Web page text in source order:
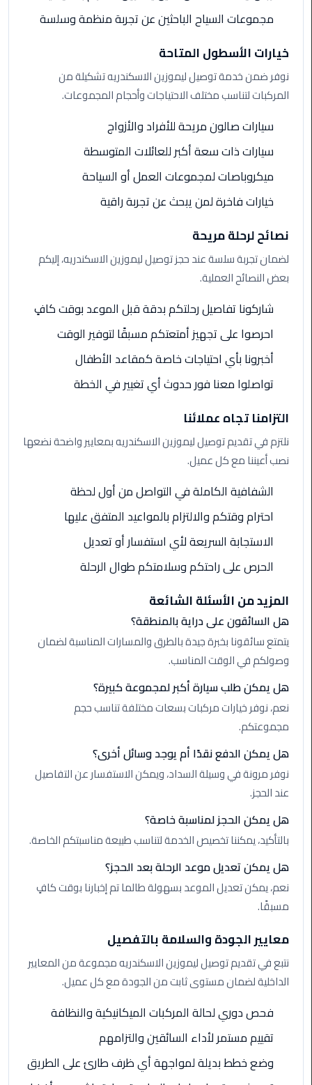
مطار
ليموزين
المطار
ليموزين
مطار
مرسي
ليموزين
مطار
اكتوبر
ليموزين
مطار
الغردقة
ليموزين
القاهرة
أسعار
ليموزين
مطار
الشيخ
ليموزين
مطار
الخط
الساخن
ليموزين
مطار
العاصمة
الادارية
ليموزين
مطار
القاهرة
الي
اسكندرية
تاكسي
العاصمة
ليموزين
مطار
برج
العرب
الدولي
تاكسي
ليموزين
العرب
مجموعات السياح الباحثين عن تجربة منظمة وسلسة
خيارات الأسطول المتاحة
نوفر ضمن خدمة توصيل ليموزين الاسكندريه تشكيلة من
المركبات لتناسب مختلف الاحتياجات وأحجام المجموعات.
سيارات صالون مريحة للأفراد والأزواج
سيارات ذات سعة أكبر للعائلات المتوسطة
ميكروباصات لمجموعات العمل أو السياحة
خيارات فاخرة لمن يبحث عن تجربة راقية
نصائح لرحلة مريحة
لضمان تجربة سلسة عند حجز توصيل ليموزين الاسكندريه، إليكم
بعض النصائح العملية.
شاركونا تفاصيل رحلتكم بدقة قبل الموعد بوقت كافٍ
احرصوا على تجهيز أمتعتكم مسبقًا لتوفير الوقت
أخبرونا بأي احتياجات خاصة كمقاعد الأطفال
تواصلوا معنا فور حدوث أي تغيير في الخطة
التزامنا تجاه عملائنا
نلتزم في تقديم توصيل ليموزين الاسكندريه بمعايير واضحة نضعها
نصب أعيننا مع كل عميل.
الشفافية الكاملة في التواصل من أول لحظة
احترام وقتكم والالتزام بالمواعيد المتفق عليها
الاستجابة السريعة لأي استفسار أو تعديل
الحرص على راحتكم وسلامتكم طوال الرحلة
المزيد من الأسئلة الشائعة
هل السائقون على دراية بالمنطقة؟
يتمتع سائقونا بخبرة جيدة بالطرق والمسارات المناسبة لضمان
وصولكم في الوقت المناسب.
هل يمكن طلب سيارة أكبر لمجموعة كبيرة؟
نعم، نوفر خيارات مركبات بسعات مختلفة تناسب حجم
مجموعتكم.
هل يمكن الدفع نقدًا أم يوجد وسائل أخرى؟
نوفر مرونة في وسيلة السداد، ويمكن الاستفسار عن التفاصيل
عند الحجز.
هل يمكن الحجز لمناسبة خاصة؟
بالتأكيد، يمكننا تخصيص الخدمة لتناسب طبيعة مناسبتكم الخاصة.
هل يمكن تعديل موعد الرحلة بعد الحجز؟
نعم، يمكن تعديل الموعد بسهولة طالما تم إخبارنا بوقت كافٍ
مسبقًا.
معايير الجودة والسلامة بالتفصيل
نتبع في تقديم توصيل ليموزين الاسكندريه مجموعة من المعايير
الداخلية لضمان مستوى ثابت من الجودة مع كل عميل.
فحص دوري لحالة المركبات الميكانيكية والنظافة
تقييم مستمر لأداء السائقين والتزامهم
وضع خطط بديلة لمواجهة أي ظرف طارئ على الطريق